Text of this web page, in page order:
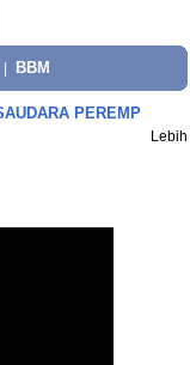
BBM
PEREMP
Lebih